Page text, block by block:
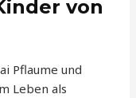
von
Pflaume und
Leben als